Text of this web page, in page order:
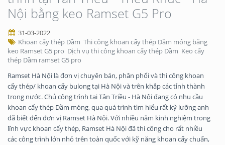
Nội bằng keo Ramset G5 Pro
31-03-2022
Khoan cấy thép Dầm Thi công khoan cấy thép Dầm móng bằng
keo Ramset G5 pro Dịch vụ thi công khoan cấy thép Dầm Keo cấy
thép Dầm ramset G5 pro
Ramset Hà Nội là đơn vị chuyên bán, phân phối và thi công khoan
cấy thép/ khoan cấy bulong tại Hà Nội và trên khắp các tỉnh thành
trong nước. Chủ công trình tại Tân Triều - Hà Nội đang có nhu cầu
khoan cấy thép Dầm móng, qua quá trình tìm hiểu rất kỹ lưỡng anh
đã biết đến đơn vị Ramset Hà Nội. Với nhiều năm kinh nghiệm trong
lĩnh vực khoan cấy thép, Ramset Hà Nội đã thi công cho rất nhiều
các công trình lớn nhỏ trên toàn quốc với kỹ năng khoan cấy chuẩn,